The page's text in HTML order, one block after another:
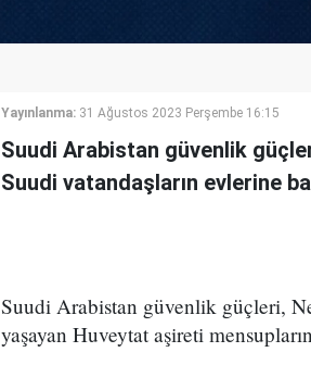
Yayınlanma: 31 Ağustos 2023 Perşembe 16:15
Suudi Arabistan güvenlik
Suudi vatandaşların evlerine
Suudi Arabistan güvenlik güçleri,
yaşayan Huveytat aşireti